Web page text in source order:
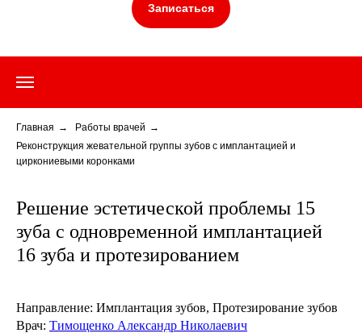
Записаться
Главная → Работы врачей →
Реконструкция жевательной группы зубов с имплантацией и
циркониевыми коронками
Решение эстетической проблемы 15
зуба с одновременной имплантацией
16 зуба и протезированием
Направление: Имплантация зубов, Протезирование зубов
Врач: Тимощенко Александр Николаевич